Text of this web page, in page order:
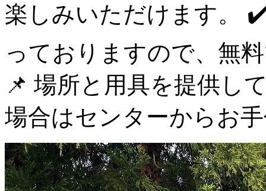
楽しみいただけます。
っておりますので、無
📌 場所と用具を提供し
場合はセンターからお